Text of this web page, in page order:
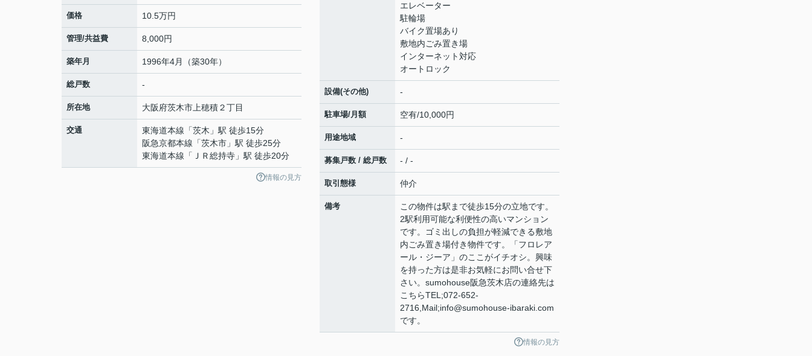
価格 10.5万円
管理/共益費 8,000円
築年月 1996年4月（築30年）
総戸数 -
所在地 大阪府茨木市 上穂積２丁目
交通 東海道本線 「茨木 」駅 徒歩15分
阪急京都本線 「茨木市 」駅 徒歩25分
東海道本線 「 ＪＲ総持寺 」駅 徒歩20分
情報の見方
エレベーター
駐輪場
バイク置場あり
敷地内ごみ置き場
インターネット対応
オートロック
設備(その他) -
駐車場/月額 空有/10,000円
用途地域 -
募集戸数 / 総戸数 - / -
取引態様 仲介
備考
この物件は駅まで徒歩15分の立地です。
2駅利用可能な利便性の高いマンション
です。ゴミ出しの負担が軽減できる敷地
内ごみ置き場付き物件です。「フロレア
ール・ジーア」のここがイチオシ。興味
を持った方は是非お気軽にお問い合せ下
さい。sumohouse阪急茨木店の連絡先は
こちらTEL;072-652-
2716,Mail;info@sumohouse-ibaraki.com
です。
情報の見方